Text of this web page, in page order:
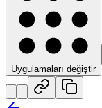
Uygulamaları değiştir